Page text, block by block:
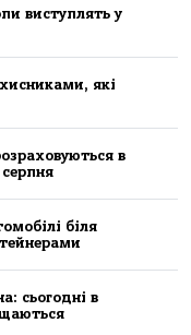
виступлять у
які
в
біля
сьогодні в